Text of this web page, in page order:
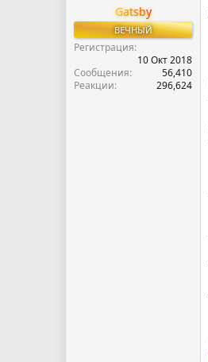
Gatsby
ВЕЧНЫЙ
Регистрация
10 Окт 2018
Сообщения
56,410
Реакции
296,624